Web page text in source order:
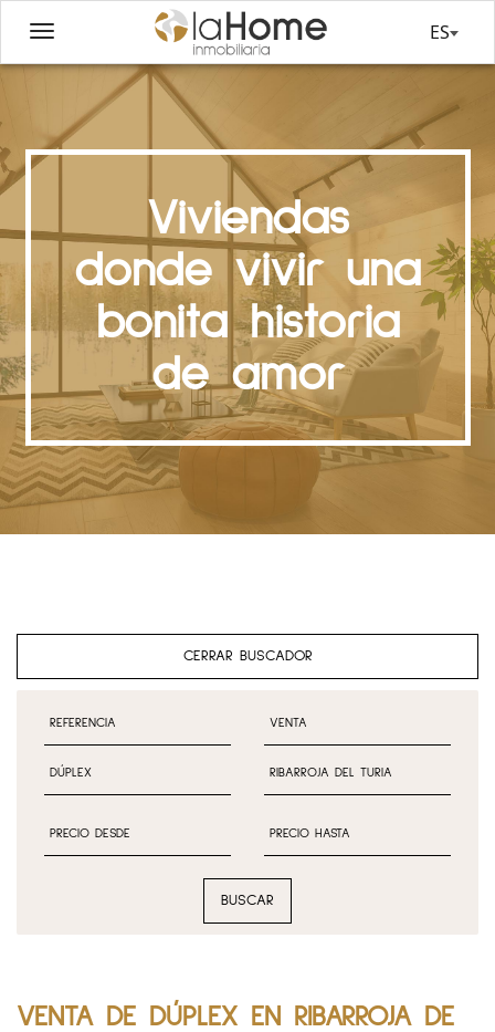
ES
Viviendas
donde vivir una
bonita historia
de amor
CERRAR BUSCADOR
BUSCAR
VENTA DE DÚPLEX EN RIBARROJA DE